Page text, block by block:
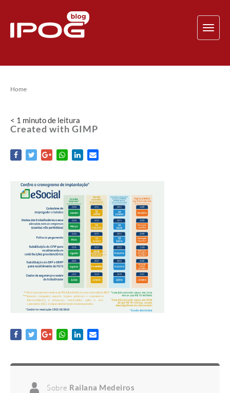
Home
< 1 minutode leitura
Created with GIMP
Sobre Railana Medeiros